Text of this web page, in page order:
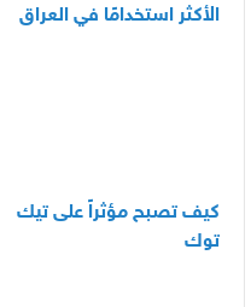
الأكثر استخدامًا في العراق
كيف تصبح مؤثراً على تيك
توك